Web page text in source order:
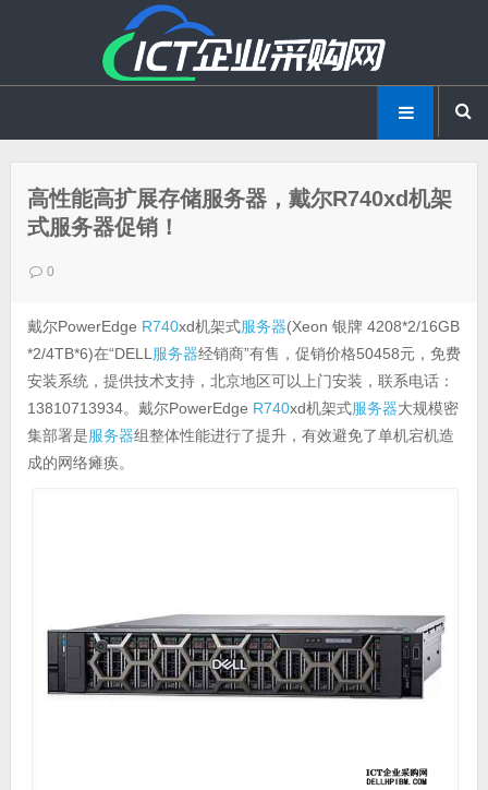
高性能高扩展存储服务器，戴尔R740xd机架
式服务器促销！
0
戴尔PowerEdge R740xd机架式服务器(Xeon 银牌 4208*2/16GB
*2/4TB*6)在“DELL 服务器经销商”有售，促销价格50458元，免费
安装系统，提供技术支持，北京地区可以上门安装，联系电话：
13810713934。戴尔PowerEdge R740xd机架式服务器大规模密
集部署是服务器组整体性能进行了提升，有效避免了单机宕机造
成的网络瘫痪。